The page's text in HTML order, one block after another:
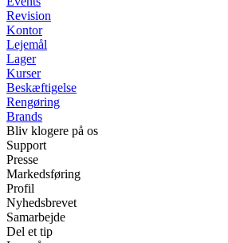
Revision
Kontor
Lejemål
Lager
Kurser
Beskæftigelse
Rengøring
Brands
Bliv klogere på os
Support
Presse
Markedsføring
Profil
Nyhedsbrevet
Samarbejde
Del et tip